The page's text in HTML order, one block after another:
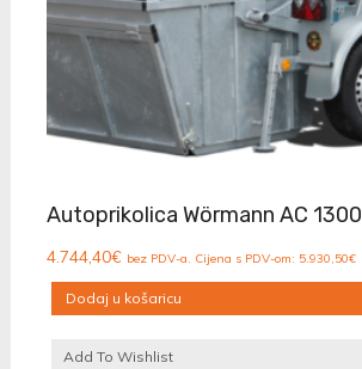
Autoprikolica Wörmann AC 1300
4.744,40€ bez PDV-a. Cijena s PDV-om: 5.930,50€
Dodaj u košaricu
Add To Wishlist